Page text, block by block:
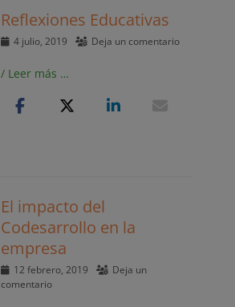
Reflexiones Educativas
Publicado
4 julio, 2019 Deja un comentario
/ Leer más …
El impacto del
Codesarrollo en la
empresa
Publicado
el
12 febrero, 2019
Deja un
comentario